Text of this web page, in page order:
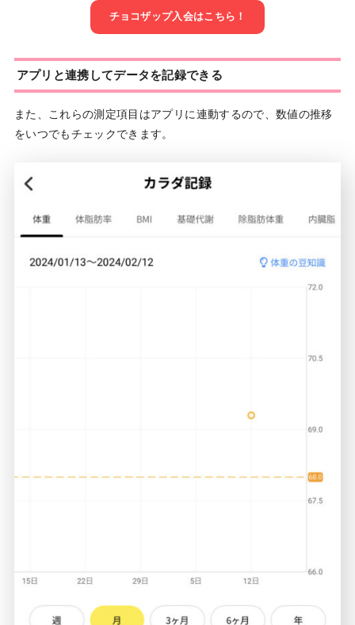
チョコザップ入会はこちら！
アプリと連携してデータを記録できる
また、これらの測定項目はアプリに連動するので、数値の推移
をいつでもチェックできます。